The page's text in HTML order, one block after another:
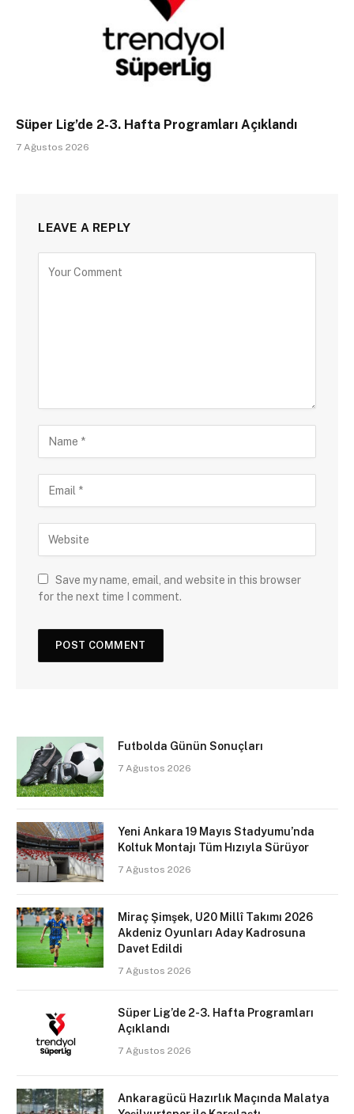
Süper Lig’de 2-3. Hafta Programları Açıklandı
7 Ağustos 2026
LEAVE A REPLY
Save my name, email, and website in this browser
for the next time I comment.
Futbolda Günün Sonuçları
7 Ağustos 2026
Yeni Ankara 19 Mayıs Stadyumu’nda
Koltuk Montajı Tüm Hızıyla Sürüyor
7 Ağustos 2026
Miraç Şimşek, U20 Millî Takımı 2026
Akdeniz Oyunları Aday Kadrosuna
Davet Edildi
7 Ağustos 2026
Süper Lig’de 2-3. Hafta Programları
Açıklandı
7 Ağustos 2026
Ankaragücü Hazırlık Maçında Malatya